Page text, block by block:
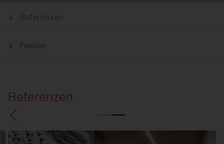
Referenzen
Familie
Referenzen